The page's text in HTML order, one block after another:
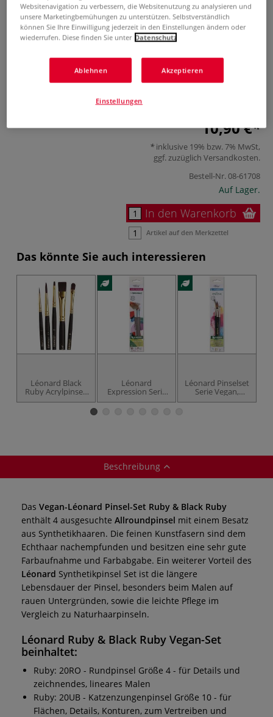
4er-Set Allroundpinsel
2 Bewertungen
Dieses gemischte Pinselset der Léonard Vegan-Serie enthält
4 Kunstfaserpinsel der Léonard Serien 20-Ruby und 30-
Black Ruby. Ideal für alle traditionellen Maltechniken sowie
10,90 €
inklusive 19% bzw. 7% MwSt,
ggf. zuzüglich Versandkosten.
Bestell-Nr.08-61708
Auf Lager.
In den Warenkorb
Artikel auf den Merkzettel
Das könnte Sie auch interessieren
Léonard Black
Ruby Acrylpinsel-
Set, Serie 30
Léonard
Expression Serie
50, vegan
Léonard Pinselset
Serie Vegan,
Aquarellpinsel
Beschreibung
Das Vegan-Léonard Pinsel-Set Ruby & Black Ruby
enthält 4 ausgesuchte Allroundpinsel mit einem Besatz
aus Synthetikhaaren. Die feinen Kunstfasern sind dem
Echthaar nachempfunden und besitzen eine sehr gute
Farbaufnahme und Farbabgabe. Ein weiterer Vorteil des
Léonard Synthetikpinsel Set ist die längere
Lebensdauer der Pinsel, besonders beim Malen auf
rauen Untergründen, sowie die leichte Pflege im
Vergleich zu Naturhaarpinseln.
Léonard Ruby & Black Ruby Vegan-Set
beinhaltet:
Ruby: 20RO - Rundpinsel Größe 4 - für Details und
zeichnendes, lineares Malen
Ruby: 20UB - Katzenzungenpinsel Größe 10 - für
Flächen, Details, Konturen, zum Vertreiben und
Websitenavigation zu verbessern, die Websitenutzung zu analysieren und
unsere Marketingbemühungen zu unterstützen. Selbstverständlich
können Sie Ihre Einwilligung jederzeit in den Einstellungen ändern oder
wiederrufen. Diese finden Sie unter Datenschutz
Ablehnen Akzeptieren
Einstellungen